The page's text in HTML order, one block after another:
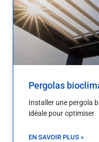
Pergolas
Installer une pergola
idéale pour optimiser
EN SAVOIR PLUS »